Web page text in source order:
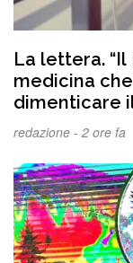
La lettera.
medicina
dimenticare
redazione - 2 ore fa